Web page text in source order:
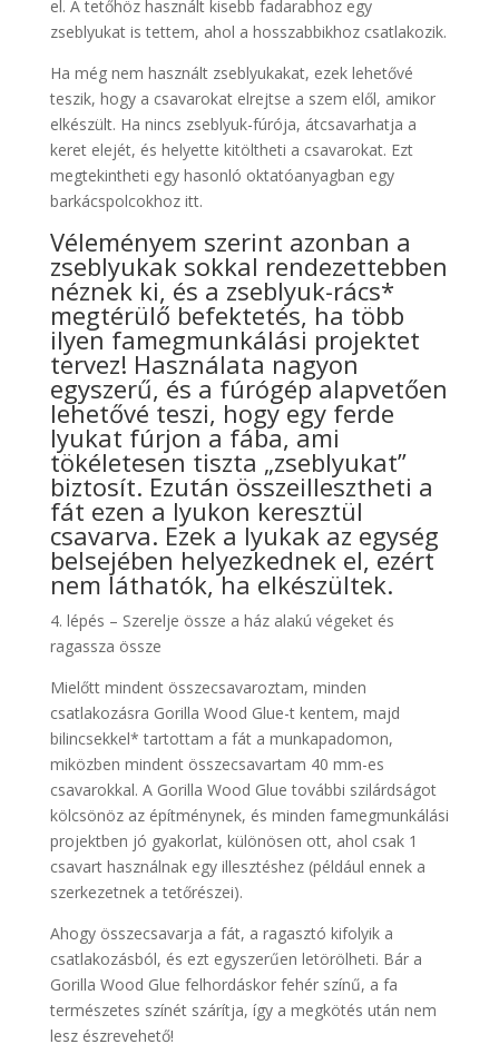
el. A tetőhöz használt kisebb fadarabhoz egy
zseblyukat is tettem, ahol a hosszabbikhoz csatlakozik.
Ha még nem használt zseblyukakat, ezek lehetővé
teszik, hogy a csavarokat elrejtse a szem elől, amikor
elkészült. Ha nincs zseblyuk-fúrója, átcsavarhatja a
keret elejét, és helyette kitöltheti a csavarokat. Ezt
megtekintheti egy hasonló oktatóanyagban egy
barkácspolcokhoz itt.
Véleményem szerint azonban a
zseblyukak sokkal rendezettebben
néznek ki, és a zseblyuk-rács*
megtérülő befektetés, ha több
ilyen famegmunkálási projektet
tervez! Használata nagyon
egyszerű, és a fúrógép alapvetően
lehetővé teszi, hogy egy ferde
lyukat fúrjon a fába, ami
tökéletesen tiszta „zseblyukat”
biztosít. Ezután összeillesztheti a
fát ezen a lyukon keresztül
csavarva. Ezek a lyukak az egység
belsejében helyezkednek el, ezért
nem láthatók, ha elkészültek.
4. lépés – Szerelje össze a ház alakú végeket és
ragassza össze
Mielőtt mindent összecsavaroztam, minden
csatlakozásra Gorilla Wood Glue-t kentem, majd
bilincsekkel* tartottam a fát a munkapadomon,
miközben mindent összecsavartam 40 mm-es
csavarokkal. A Gorilla Wood Glue további szilárdságot
kölcsönöz az építménynek, és minden famegmunkálási
projektben jó gyakorlat, különösen ott, ahol csak 1
csavart használnak egy illesztéshez (például ennek a
szerkezetnek a tetőrészei).
Ahogy összecsavarja a fát, a ragasztó kifolyik a
csatlakozásból, és ezt egyszerűen letörölheti. Bár a
Gorilla Wood Glue felhordáskor fehér színű, a fa
természetes színét szárítja, így a megkötés után nem
lesz észrevehető!